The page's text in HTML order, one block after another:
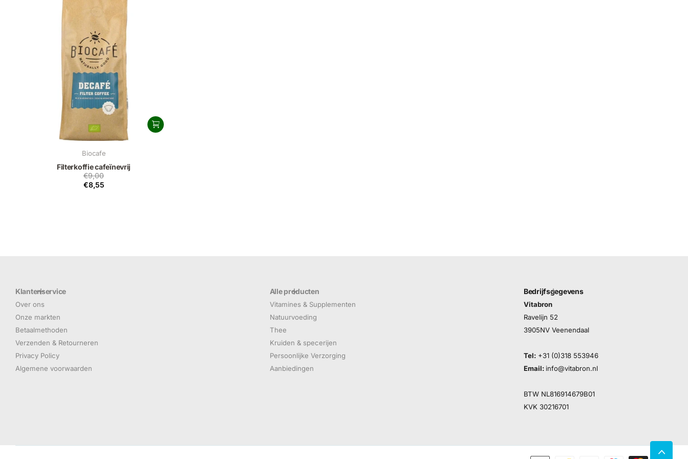
Biocafe
Filterkoffie cafeïnevrij
€9,00
€8,55
Klantenservice
Over ons
Onze markten
Betaalmethoden
Verzenden & Retourneren
Privacy Policy
Algemene voorwaarden
Alle producten
Vitamines & Supplementen
Natuurvoeding
Thee
Kruiden & specerijen
Persoonlijke Verzorging
Aanbiedingen
Bedrijfsgegevens
Vitabron
Ravelijn 52
3905NV Veenendaal
Tel: +31 (0)318 553946
Email: info@vitabron.nl
BTW NL816914679B01
KVK 30216701